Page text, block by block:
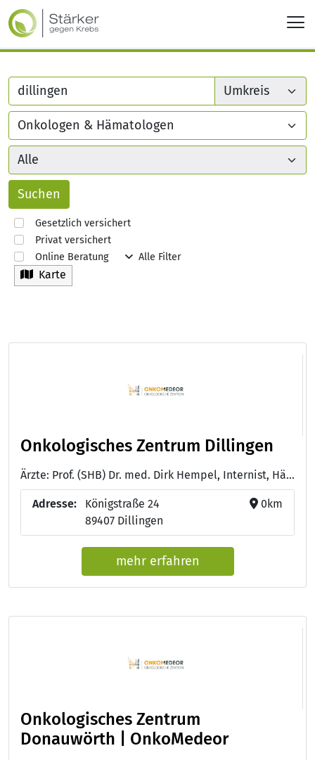
Gesetzlich versichert
Privat versichert
Online Beratung
Alle Filter
Karte
Onkologisches Zentrum Dillingen
Ärzte: Prof. (SHB) Dr. med. Dirk Hempel, Internist, Hämatologe, Onkologe, Palliativmediziner - D.M. (Univ. Neu Delhi) Arun Garg, Facharzt für Innere Medizin, Hämatologie und Onkologie - Bastian Fleischmann, Facharzt für Innere Medizin, Hämatologie und Onkologie
Adresse:
Königstraße 24
89407 Dillingen
0km
mehr erfahren
Onkologisches Zentrum
Donauwörth | OnkoMedeor